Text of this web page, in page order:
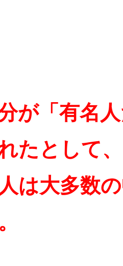
が「有名
たとして、
は大多数